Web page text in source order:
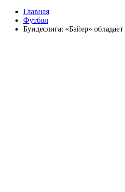
Главная
Футбол
Бундеслига: «Байер»